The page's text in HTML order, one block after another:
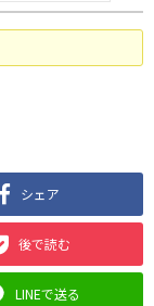
シェア
後で読む
LINEで送る